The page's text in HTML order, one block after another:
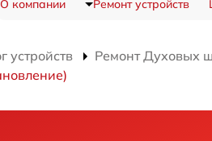
О компании Ремонт устройств
устройств Ремонт Духовых